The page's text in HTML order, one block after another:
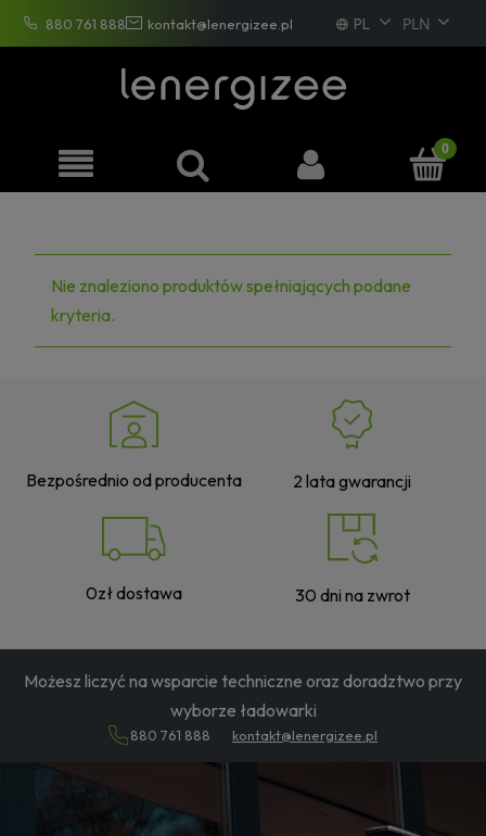
880 761 888 kontakt@lenergizee.pl PL
Nie znaleziono produktów spełniających podane
kryteria.
Bezpośrednio od producenta 2 lata gwarancji
0zł dostawa 30 dni na zwrot
Możesz liczyć na wsparcie techniczne oraz doradztwo przy
wyborze ładowarki
880 761 888 kontakt@lenergizee.pl